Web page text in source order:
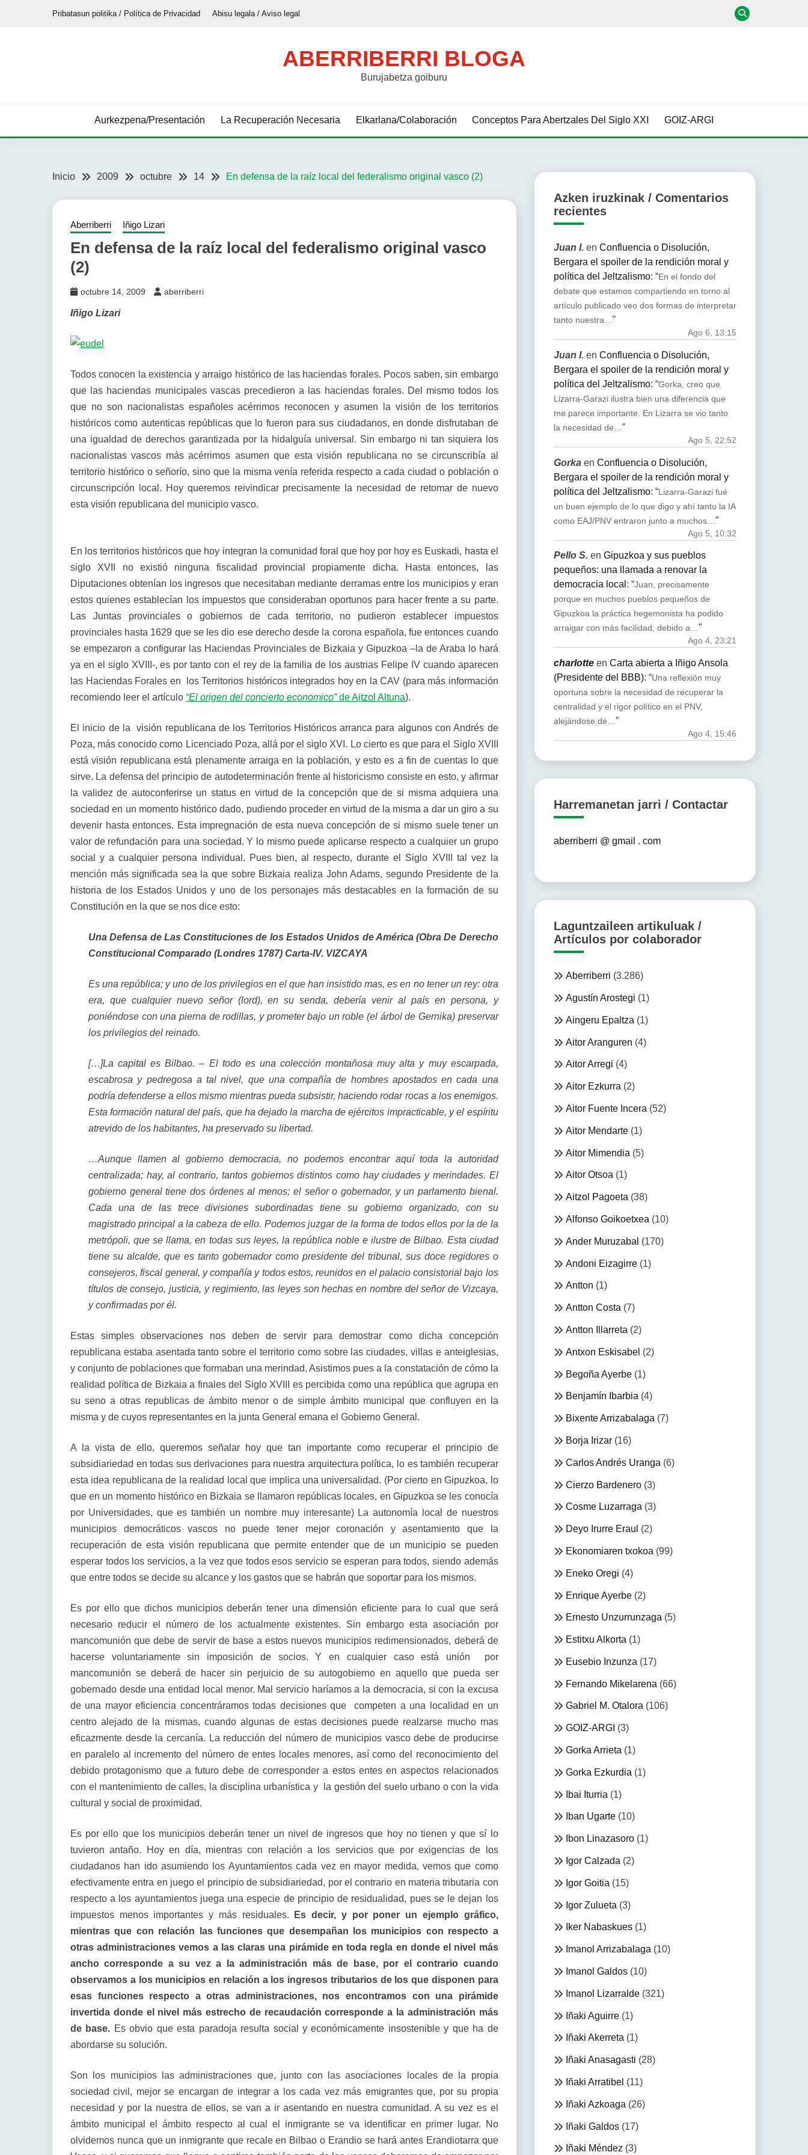
Pribatasun politika / Política de Privacidad Abisu legala / Aviso legal
ABERRIBERRI BLOGA
Burujabetza goiburu
Aurkezpena/Presentación La Recuperación Necesaria Elkarlana/Colaboración Conceptos Para Abertzales Del Siglo XXI GOIZ-ARGI
Inicio 2009 octubre 14 En defensa de la raíz local del federalismo original vasco (2)
Aberriberri Iñigo Lizari
En defensa de la raíz local del federalismo original vasco
(2)
octubre 14, 2009 aberriberri
Iñigo Lizari
Todos conocen la existencia y arraigo histórico de las haciendas forales. Pocos saben, sin embargo
que las haciendas municipales vascas precedieron a las haciendas forales. Del mismo todos los
que no son nacionalistas españoles acérrimos reconocen y asumen la visión de los territorios
históricos como autenticas repúblicas que lo fueron para sus ciudadanos, en donde disfrutaban de
una igualdad de derechos garantizada por la hidalguía universal. Sin embargo ni tan siquiera los
nacionalistas vascos más acérrimos asumen que esta visión republicana no se circunscribía al
territorio histórico o señorío, sino que la misma venía referida respecto a cada ciudad o población o
circunscripción local. Hoy queremos reivindicar precisamente la necesidad de retomar de nuevo
esta visión republicana del municipio vasco.
En los territorios históricos que hoy integran la comunidad foral que hoy por hoy es Euskadi, hasta el
siglo XVII no existió ninguna fiscalidad provincial propiamente dicha. Hasta entonces, las
Diputaciones obtenían los ingresos que necesitaban mediante derramas entre los municipios y eran
estos quienes establecían los impuestos que consideraban oportunos para hacer frente a su parte.
Las Juntas provinciales o gobiernos de cada territorio, no pudieron establecer impuestos
provinciales hasta 1629 que se les dio ese derecho desde la corona española, fue entonces cuando
se empezaron a configurar las Haciendas Provinciales de Bizkaia y Gipuzkoa –la de Araba lo hará
ya en el siglo XVIII-, es por tanto con el rey de la familia de los austrias Felipe IV cuando aparecen
las Haciendas Forales en los Territorios históricos integrados hoy en la CAV (para más información
recomiendo leer el artículo “El origen del concierto economico”de Aitzol Altuna).
El inicio de la visión republicana de los Territorios Históricos arranca para algunos con Andrés de
Poza, más conocido como Licenciado Poza, allá por el siglo XVI. Lo cierto es que para el Siglo XVIII
está visión republicana está plenamente arraiga en la población, y esto es a fin de cuentas lo que
sirve. La defensa del principio de autodeterminación frente al historicismo consiste en esto, y afirmar
la validez de autoconferirse un status en virtud de la concepción que de si misma adquiera una
sociedad en un momento histórico dado, pudiendo proceder en virtud de la misma a dar un giro a su
devenir hasta entonces. Esta impregnación de esta nueva concepción de si mismo suele tener un
valor de refundación para una sociedad. Y lo mismo puede aplicarse respecto a cualquier un grupo
social y a cualquier persona individual. Pues bien, al respecto, durante el Siglo XVIII tal vez la
mención más significada sea la que sobre Bizkaia realiza John Adams, segundo Presidente de la
historia de los Estados Unidos y uno de los personajes más destacables en la formación de su
Constitución en la que se nos dice esto:
Una Defensa de Las Constituciones de los Estados Unidos de América (Obra De Derecho
Constitucional Comparado (Londres 1787) Carta-IV. VIZCAYA
Es una república; y uno de los privilegios en el que han insistido mas, es en no tener un rey: otra
era, que cualquier nuevo señor (lord), en su senda, debería venir al país en persona, y
poniéndose con una pierna de rodillas, y prometer bajo un roble (el árbol de Gernika) preservar
los privilegios del reinado.
[…]La capital es Bilbao. – El todo es una colección montañosa muy alta y muy escarpada,
escabrosa y pedregosa a tal nivel, que una compañía de hombres apostados en cada una
podría defenderse a ellos mismo mientras pueda subsistir, haciendo rodar rocas a los enemigos.
Esta formación natural del país, que ha dejado la marcha de ejércitos impracticable, y el espíritu
atrevido de los habitantes, ha preservado su libertad.
…Aunque llamen al gobierno democracia, no podemos encontrar aquí toda la autoridad
centralizada; hay, al contrario, tantos gobiernos distintos como hay ciudades y merindades. El
gobierno general tiene dos órdenes al menos; el señor o gobernador, y un parlamento bienal.
Cada una de las trece divisiones subordinadas tiene su gobierno organizado, con su
magistrado principal a la cabeza de ello. Podemos juzgar de la forma de todos ellos por la de la
metrópoli, que se llama, en todas sus leyes, la república noble e ilustre de Bilbao. Esta ciudad
tiene su alcalde, que es tanto gobernador como presidente del tribunal, sus doce regidores o
consejeros, fiscal general, y compañía y todos estos, reunidos en el palacio consistorial bajo los
títulos de consejo, justicia, y regimiento, las leyes son hechas en nombre del señor de Vizcaya,
y confirmadas por él.
Estas simples observaciones nos deben de servir para demostrar como dicha concepción
republicana estaba asentada tanto sobre el territorio como sobre las ciudades, villas e anteiglesias,
y conjunto de poblaciones que formaban una merindad, Asistimos pues a la constatación de cómo la
realidad política de Bizkaia a finales del Siglo XVIII es percibida como una república que agrupa en
su seno a otras republicas de ámbito menor o de simple ámbito municipal que confluyen en la
misma y de cuyos representantes en la junta General emana el Gobierno General.
A la vista de ello, queremos señalar hoy que tan importante como recuperar el principio de
subsidiariedad en todas sus derivaciones para nuestra arquitectura política, lo es también recuperar
esta idea republicana de la realidad local que implica una universalidad. (Por cierto en Gipuzkoa, lo
que en un momento histórico en Bizkaia se llamaron repúblicas locales, en Gipuzkoa se les conocía
por Universidades, que es también un nombre muy interesante) La autonomía local de nuestros
municipios democráticos vascos no puede tener mejor coronación y asentamiento que la
recuperación de esta visión republicana que permite entender que de un municipio se pueden
esperar todos los servicios, a la vez que todos esos servicio se esperan para todos, siendo además
que entre todos se decide su alcance y los gastos que se habrán que soportar para los mismos.
Es por ello que dichos municipios deberán tener una dimensión eficiente para lo cual que será
necesario reducir el número de los actualmente existentes. Sin embargo esta asociación por
mancomunión que debe de servir de base a estos nuevos municipios redimensionados, deberá de
hacerse voluntariamente sin imposición de socios. Y en cualquier caso está unión por
mancomunión se deberá de hacer sin perjuicio de su autogobierno en aquello que pueda ser
gobernado desde una entidad local menor. Mal servicio haríamos a la democracia, si con la excusa
de una mayor eficiencia concentráramos todas decisiones que competen a una localidad en un
centro alejado de la mismas, cuando algunas de estas decisiones puede realzarse mucho mas
eficazmente desde la cercanía. La reducción del número de municipios vasco debe de producirse
en paralelo al incremento del número de entes locales menores, así como del reconocimiento del
debido protagonismo que a futuro debe de corresponder a estos entes en aspectos relacionados
con el mantenimiento de calles, la disciplina urbanística y la gestión del suelo urbano o con la vida
cultural y social de proximidad.
Es por ello que los municipios deberán tener un nivel de ingresos que hoy no tienen y que sí lo
tuvieron antaño. Hoy en día, mientras con relación a los servicios que por exigencias de los
ciudadanos han ido asumiendo los Ayuntamientos cada vez en mayor medida, vemos que como
efectivamente entra en juego el principio de subsidiariedad, por el contrario en materia tributaria con
respecto a los ayuntamientos juega una especie de principio de residualidad, pues se le dejan los
impuestos menos importantes y más residuales.
Es decir, y por poner un ejemplo gráfico,
mientras que con relación las funciones que desempañan los municipios con respecto a
otras administraciones vemos a las claras una pirámide en toda regla en donde el nivel más
ancho corresponde a su vez a la administración más de base, por el contrario cuando
observamos a los municipios en relación a los ingresos tributarios de los que disponen para
esas funciones respecto a otras administraciones, nos encontramos con una pirámide
invertida donde el nivel más estrecho de recaudación corresponde a la administración más
de base. Es obvio que esta paradoja resulta social y económicamente insostenible y que ha de
abordarse su solución.
Son los municipios las administraciones que, junto con las asociaciones locales de la propia
sociedad civil, mejor se encargan de integrar a los cada vez más emigrantes que, por su propia
necesidad y por la nuestra de ellos, se van a ir asentando en nuestra comunidad. A su vez es el
ámbito municipal el ámbito respecto al cual el inmigrante se va identificar en primer lugar. No
olvidemos nunca que un inmigrante que recale en Bilbao o Erandio se hará antes Erandiotarra que
Azken iruzkinak / Comentarios
recientes
Juan I. en Confluencia o Disolución,
Bergara el spoiler de la rendición moral y
política del Jeltzalismo: “En el fondo del
debate que estamos compartiendo en torno al
artículo publicado veo dos formas de interpretar
tanto nuestra…”
Ago 6, 13:15
Juan I. en Confluencia o Disolución,
Bergara el spoiler de la rendición moral y
política del Jeltzalismo: “Gorka, creo que
Lizarra-Garazi ilustra bien una diferencia que
me parece importante. En Lizarra se vio tanto
la necesidad de… ”
Ago 5, 22:52
Gorkaen Confluencia o Disolución,
Bergara el spoiler de la rendición moral y
política del Jeltzalismo: “Lizarra-Garazi fué
un buen ejemplo de lo que digo y ahí tanto la IA
como EAJ/PNV entraron junto a muchos… ”
Ago 5, 10:32
Pello S. en Gipuzkoa y sus pueblos
pequeños: una llamada a renovar la
democracia local : “Juan, precisamente
porque en muchos pueblos pequeños de
Gipuzkoa la práctica hegemonista ha podido
arraigar con más facilidad, debido a…”
Ago 4, 23:21
charlotteen Carta abierta a Iñigo Ansola
(Presidente del BBB): “Una reflexión muy
oportuna sobre la necesidad de recuperar la
centralidad y el rigor político en el PNV,
alejándose de…”
Ago 4, 15:46
Harremanetan jarri / Contactar
aberriberri @ gmail . com
Laguntzaileen artikuluak /
Artículos por colaborador
Aberriberri (3.286)
Agustín Arostegi (1)
Aingeru Epaltza (1)
Aitor Aranguren (4)
Aitor Arregi (4)
Aitor Ezkurra (2)
Aitor Fuente Incera (52)
Aitor Mendarte(1)
Aitor Mimendia (5)
Aitor Otsoa (1)
Aitzol Pagoeta (38)
Alfonso Goikoetxea (10)
Ander Muruzabal (170)
Andoni Eizagirre(1)
Antton (1)
Antton Costa (7)
Antton Illarreta (2)
Antxon Eskisabel (2)
Begoña Ayerbe(1)
Benjamín Ibarbia (4)
Bixente Arrizabalaga (7)
Borja Irizar(16)
Carlos Andrés Uranga (6)
Cierzo Bardenero(3)
Cosme Luzarraga (3)
Deyo Irurre Eraul (2)
Ekonomiaren txokoa (99)
Eneko Oregi (4)
Enrique Ayerbe(2)
Ernesto Unzurrunzaga (5)
Estitxu Alkorta (1)
Eusebio Inzunza (17)
Fernando Mikelarena (66)
Gabriel M. Otalora(106)
GOIZ-ARGI (3)
Gorka Arrieta (1)
Gorka Ezkurdia (1)
Ibai Iturria (1)
Iban Ugarte(10)
Ibon Linazasoro(1)
Igor Calzada (2)
Igor Goitia (15)
Igor Zulueta (3)
Iker Nabaskues(1)
Imanol Arrizabalaga (10)
Imanol Galdos(10)
Imanol Lizarralde(321)
Iñaki Aguirre(1)
Iñaki Akerreta(1)
Iñaki Anasagasti (28)
Iñaki Arratibel (11)
Iñaki Azkoaga (26)
Iñaki Galdos(17)
Iñaki Méndez(3)